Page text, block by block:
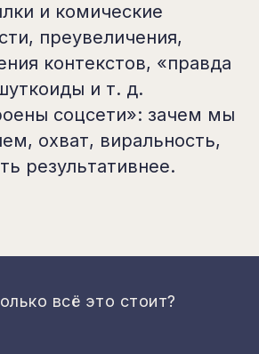
и комические
преувеличения,
контекстов, «правда
и т. д.
соцсети»: зачем мы
охват, виральность,
результативнее.
всё это стоит?